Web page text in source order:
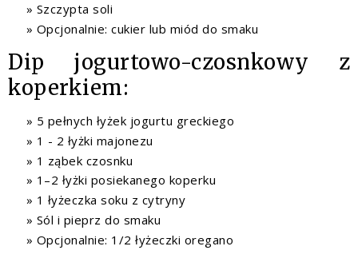
Szczypta soli
Opcjonalnie: cukier lub miód do smaku
Dip jogurtowo-czosnkowy z
koperkiem:
5 pełnych łyżek jogurtu greckiego
1 - 2 łyżki majonezu
1 ząbek czosnku
1–2 łyżki posiekanego koperku
1 łyżeczka soku z cytryny
Sól i pieprz do smaku
Opcjonalnie: 1/2 łyżeczki oregano